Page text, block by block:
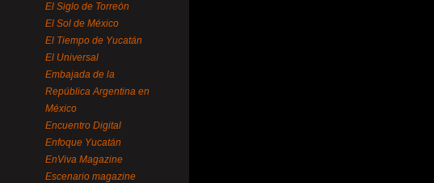
El Siglo de Torreón
El Sol de México
El Tiempo de Yucatán
El Universal
Embajada de la
República Argentina en
México
Encuentro Digital
Enfoque Yucatán
EnViva Magazine
Escenario magazine